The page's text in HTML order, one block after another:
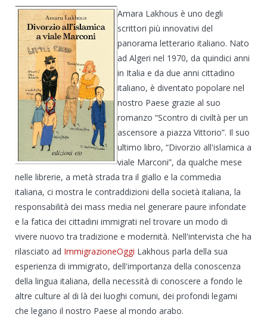
Amara Lakhous è uno degli
scrittori più innovativi del
panorama letterario italiano. Nato
ad Algeri nel 1970, da quindici anni
in Italia e da due anni cittadino
italiano, è diventato popolare nel
nostro Paese grazie al suo
romanzo “Scontro di civiltà per un
ascensore a piazza Vittorio”. Il suo
ultimo libro, “Divorzio all'islamica a
viale Marconi”, da qualche mese
nelle librerie, a metà strada tra il giallo e la commedia
italiana, ci mostra le contraddizioni della società italiana, la
responsabilità dei mass media nel generare paure infondate
e la fatica dei cittadini immigrati nel trovare un modo di
vivere nuovo tra tradizione e modernità. Nell'intervista che ha
rilasciato ad ImmigrazioneOggi Lakhous parla della sua
esperienza di immigrato, dell'importanza della conoscenza
della lingua italiana, della necessità di conoscere a fondo le
altre culture al di là dei luoghi comuni, dei profondi legami
che legano il nostro Paese al mondo arabo.